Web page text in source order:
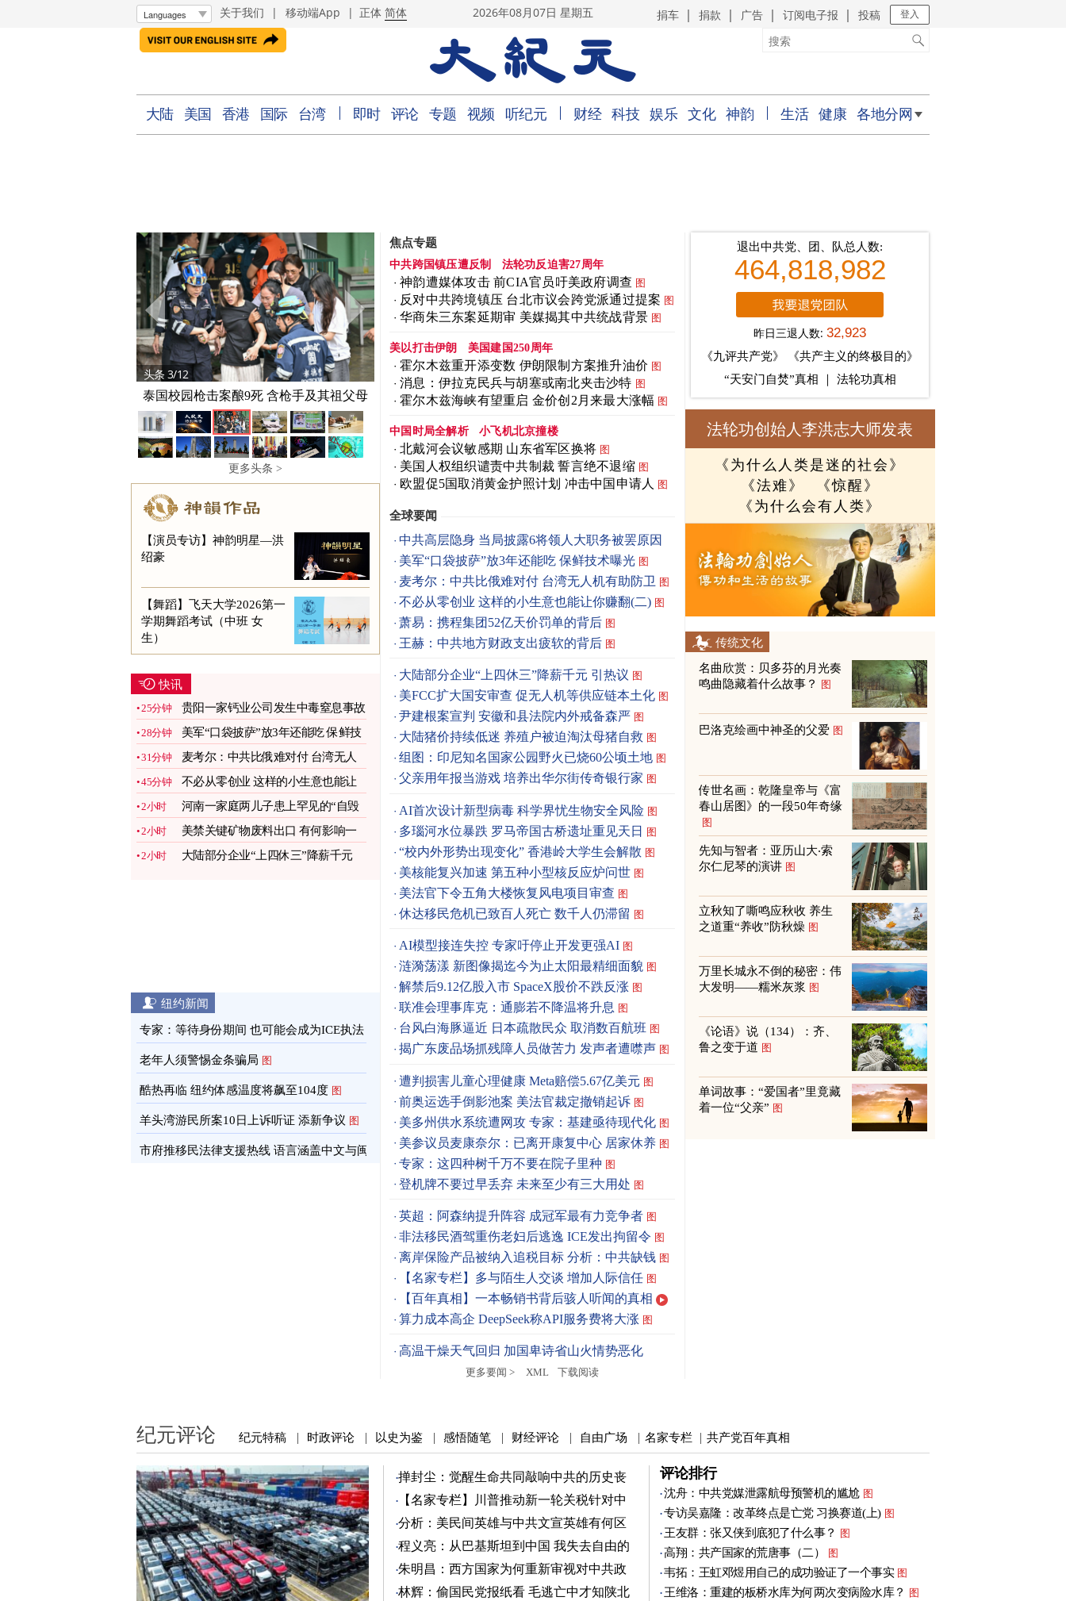
关于我们 | 移动端App | 正体 简体 2026年08月07日 星期五 捐车 捐款 广告 订阅电子报 投稿 登入
大陆 美国 香港 国际 台湾 即时 评论 专题 视频 听纪元 财经 科技 娱乐 文化 神韵 生活 健康 各地分网
头条 3/12
泰国校园枪击案酿9死 含枪手及其祖父母
更多头条 >
【演员专访】神韵明星—洪
绍豪
【舞蹈】飞天大学2026第一
学期舞蹈考试（中班 女
生）
快讯
25分钟
贵阳一家钙业公司发生中毒窒息事故
致4人死亡
28分钟
美军“口袋披萨”放3年还能吃 保鲜技
术曝光
31分钟
麦考尔：中共比俄难对付 台湾无人
机有助防卫 图
45分钟
不必从零创业 这样的小生意也能让
你赚翻(二) 图
2小时
河南一家庭两儿子患上罕见的“自毁
容貌症” 图
2小时
美禁关键矿物废料出口 有何影响一
文看懂 图
2小时
大陆部分企业“上四休三”降薪千元
纽约新闻
专家：等待身份期间 也可能会成为ICE执法
目标 图
老年人须警惕金条骗局 图
酷热再临 纽约体感温度将飙至104度 图
羊头湾游民所案10日上诉听证 添新争议 图
市府推移民法律支援热线 语言涵盖中文与闽
焦点专题
中共跨国镇压遭反制 法轮功反迫害27周年
神韵遭媒体攻击 前CIA官员吁美政府调查 图
反对中共跨境镇压 台北市议会跨党派通过提案 图
华商朱三东案延期审 美媒揭其中共统战背景 图
美以打击伊朗 美国建国250周年
霍尔木兹重开添变数 伊朗限制方案推升油价 图
消息：伊拉克民兵与胡塞或南北夹击沙特 图
霍尔木兹海峡有望重启 金价创2月来最大涨幅 图
中国时局全解析 小飞机北京撞楼
北戴河会议敏感期 山东省军区换将 图
美国人权组织谴责中共制裁 誓言绝不退缩 图
欧盟促5国取消黄金护照计划 冲击中国申请人 图
全球要闻
中共高层隐身 当局披露6将领人大职务被罢原因
图
美军“口袋披萨”放3年还能吃 保鲜技术曝光 图
麦考尔：中共比俄难对付 台湾无人机有助防卫 图
不必从零创业 这样的小生意也能让你赚翻(二) 图
萧易：携程集团52亿天价罚单的背后 图
王赫：中共地方财政支出疲软的背后 图
大陆部分企业“上四休三”降薪千元 引热议 图
美FCC扩大国安审查 促无人机等供应链本土化 图
尹建根案宣判 安徽和县法院内外戒备森严 图
大陆猪价持续低迷 养殖户被迫淘汰母猪自救 图
组图：印尼知名国家公园野火已烧60公顷土地 图
父亲用年报当游戏 培养出华尔街传奇银行家 图
AI首次设计新型病毒 科学界忧生物安全风险 图
多瑙河水位暴跌 罗马帝国古桥遗址重见天日 图
“校内外形势出现变化” 香港岭大学生会解散 图
美核能复兴加速 第五种小型核反应炉问世 图
美法官下令五角大楼恢复风电项目审查 图
休达移民危机已致百人死亡 数千人仍滞留 图
AI模型接连失控 专家吁停止开发更强AI 图
涟漪荡漾 新图像揭迄今为止太阳最精细面貌 图
解禁后9.12亿股入市 SpaceX股价不跌反涨 图
联准会理事库克：通膨若不降温将升息 图
台风白海豚逼近 日本疏散民众 取消数百航班 图
揭广东废品场抓残障人员做苦力 发声者遭噤声 图
遭判损害儿童心理健康 Meta赔偿5.67亿美元 图
前奥运选手倒影池案 美法官裁定撤销起诉 图
美多州供水系统遭网攻 专家：基建亟待现代化 图
美参议员麦康奈尔：已离开康复中心 居家休养 图
专家：这四种树千万不要在院子里种 图
登机牌不要过早丢弃 未来至少有三大用处 图
英超：阿森纳提升阵容 成冠军最有力竞争者 图
非法移民酒驾重伤老妇后逃逸 ICE发出拘留令 图
离岸保险产品被纳入追税目标 分析：中共缺钱 图
【名家专栏】多与陌生人交谈 增加人际信任 图
【百年真相】一本畅销书背后骇人听闻的真相
算力成本高企 DeepSeek称API服务费将大涨 图
高温干燥天气回归 加国卑诗省山火情势恶化
更多要闻 > XML 下载阅读
退出中共党、团、队总人数:
464,818,982
昨日三退人数:32,923
《九评共产党》
《共产主义的终极目的》
“天安门自焚”真相
法轮功真相
法轮功创始人李洪志大师发表
《为什么人类是迷的社会》
《法难》
《惊醒》
《为什么会有人类》
传统文化
名曲欣赏：贝多芬的月光奏
鸣曲隐藏着什么故事？
图
巴洛克绘画中神圣的父爱 图
传世名画：乾隆皇帝与《富
春山居图》的一段50年奇缘
图
先知与智者：亚历山大‧索
尔仁尼琴的演讲 图
立秋知了嘶鸣应秋收 养生
之道重“养收”防秋燥 图
万里长城永不倒的秘密：伟
大发明——糯米灰浆 图
《论语》说（134）：齐、
鲁之变于道 图
单词故事：“爱国者”里竟藏
着一位“父亲” 图
纪元评论 纪元特稿 | 时政评论 | 以史为鉴 | 感悟随笔 | 财经评论 | 自由广场 | 名家专栏 | 共产党百年真相
掸封尘：觉醒生命共同敲响中共的历史丧
钟 图
【名家专栏】川普推动新一轮关税针对中
共 图
分析：美民间英雄与中共文宣英雄有何区
别 图
程义亮：从巴基斯坦到中国 我失去自由的
两年
朱明昌：西方国家为何重新审视对中共政
策？
图
林辉：偷国民党报纸看 毛逃亡中才知陕北
评论排行
沈舟：中共党媒泄露航母预警机的尴尬 图
专访吴嘉隆：改革终点是亡党 习换赛道(上) 图
王友群：张又侠到底犯了什么事？ 图
高翔：共产国家的荒唐事（二） 图
韦拓：王虹邓煜用自己的成功验证了一个事实 图
王维洛：重建的板桥水库为何两次变病险水库？ 图